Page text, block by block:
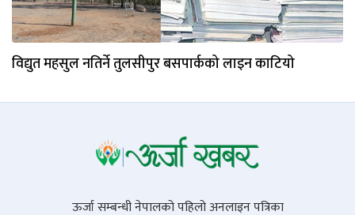
विद्युत महसुल नतिर्ने तुलसीपुर बसपार्कको लाइन काटियो
ऊर्जा सम्बन्धी नेपालको पहिलो अनलाइन पत्रिका